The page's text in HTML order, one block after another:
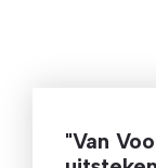
"Van